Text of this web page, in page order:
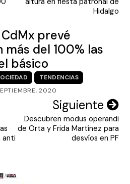
Hidalgo
prevé
del 100% las
básico
TENDENCIAS
2020
anti
Siguiente
Descubren modus operandi
de Orta y Frida Martínez para
desvíos en PF